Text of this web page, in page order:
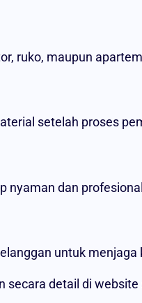
ruko, maupun
setelah proses
nyaman dan
untuk
detail di